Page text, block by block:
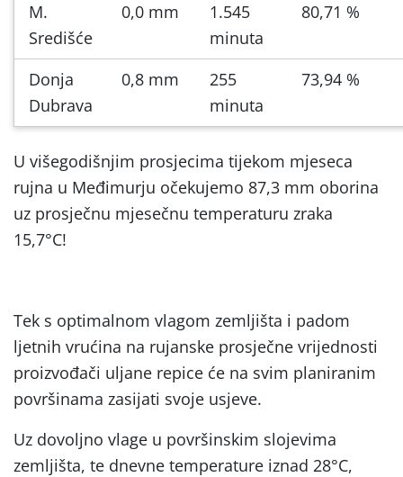
M.
Središće
0,0 mm
1.545
minuta
80,71 %
Donja
Dubrava
0,8 mm
255
minuta
73,94 %
U višegodišnjim prosjecima tijekom mjeseca
rujna u Međimurju očekujemo 87,3 mm oborina
uz prosječnu mjesečnu temperaturu zraka
15,7°C!
Tek s optimalnom vlagom zemljišta i padom
ljetnih vrućina na rujanske prosječne vrijednosti
proizvođači uljane repice će na svim planiranim
površinama zasijati svoje usjeve.
Uz dovoljno vlage u površinskim slojevima
zemljišta, te dnevne temperature iznad 28°C,